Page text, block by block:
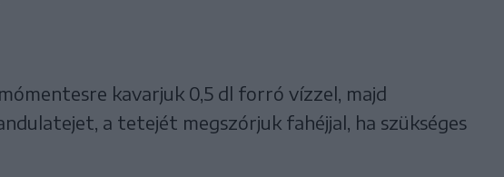
kavarjuk 0,5 dl forró vízzel, majd
a tetejét megszórjuk fahéjjal, ha szükséges